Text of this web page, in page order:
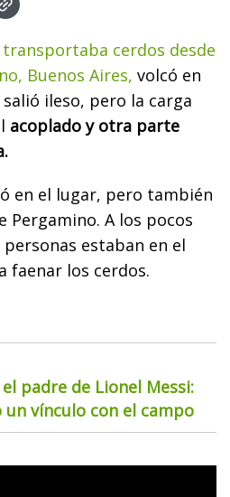
cerdos desde
Buenos Aires, volcó en
ileso, pero la carga
acoplado y otra parte
en el lugar, pero también
Pergamino. A los pocos
estaban en el
faenar los cerdos.
padre de Lionel Messi:
vínculo con el campo